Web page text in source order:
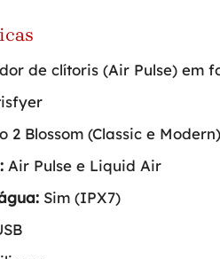
de clítoris (Air Pulse) em
2 Blossom (Classic e Modern)
Air Pulse e Liquid Air
Sim (IPX7)